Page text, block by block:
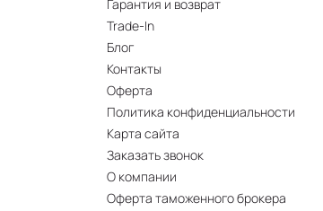
Гарантия и возврат
Trade-In
Блог
Контакты
Оферта
Политика конфиденциальности
Карта сайта
Заказать звонок
О компании
Оферта таможенного брокера